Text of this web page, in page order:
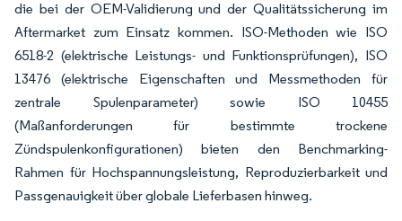
die bei der OEM-Validierung und der Qualitätssicherung im
Aftermarket zum Einsatz kommen. ISO-Methoden wie ISO
6518-2 (elektrische Leistungs- und Funktionsprüfungen), ISO
13476 (elektrische Eigenschaften und Messmethoden für
zentrale Spulenparameter) sowie ISO 10455
(Maßanforderungen für bestimmte trockene
Zündspulenkonfigurationen) bieten den Benchmarking-
Rahmen für Hochspannungsleistung, Reproduzierbarkeit und
Passgenauigkeit über globale Lieferbasen hinweg.